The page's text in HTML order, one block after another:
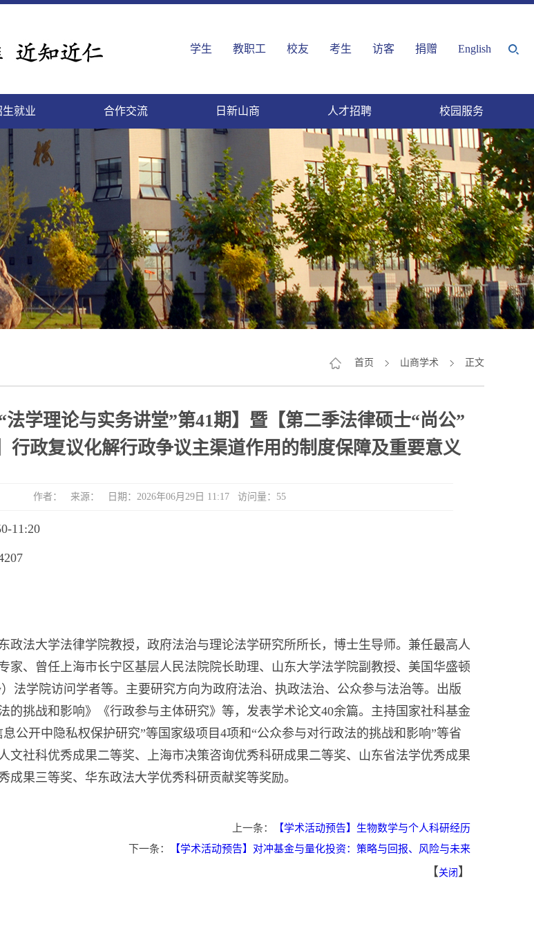
English
捐赠
访客
考生
校友
教职工
学生
导 历任领导 历史沿革 组织机构 | 山商章程 | 山商标识 | 网上校史馆
育 继续教育 留学生教育
刊 学科建设 协同创新中心
生就业
生 继续教育招生 留学生招生 就业服务平台
合作交流
基金 国际合作 国际商学院
日新山商
线 韶华网 山商图库 山商视频
人才招聘
统
校园服务
务 高等院校 校历与作息
首页 山商学术 正文
法学理论与实务讲堂”第41期】暨【第二季法律硕士“尚公”
行政复议化解行政争议主渠道作用的制度保障及重要意义
作者： 来源： 日期：2026年06月29日 11:17 访问量： 55
11:20
政法大学法律学院教授，政府法治与理论法学研究所所长，博士生导师。兼任最高人
家、曾任上海市长宁区基层人民法院院长助理、山东大学法学院副教授、美国华盛顿
）法学院访问学者等。主要研究方向为政府法治、执政法治、公众参与法治等。出版
的挑战和影响》《行政参与主体研究》等，发表学术论文40余篇。主持国家社科基金
公开中隐私权保护研究”等国家级项目4项和“公众参与对行政法的挑战和影响”等省
文社科优秀成果二等奖、上海市决策咨询优秀科研成果二等奖、山东省法学优秀成果
成果三等奖、华东政法大学优秀科研贡献奖等奖励。
上一条：
【学术活动预告】生物数学与个人科研经历
下一条：
【学术活动预告】对冲基金与量化投资：策略与回报、风险与未来
【 关闭 】